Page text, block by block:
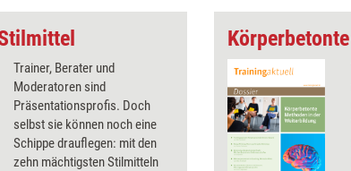
Trainer, Berater und
Moderatoren sind
Präsentationsprofis. Doch
selbst sie können noch eine
Schippe drauflegen: mit den
zehn mächtigsten Stilmitteln